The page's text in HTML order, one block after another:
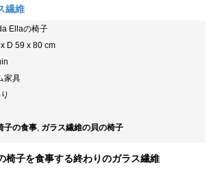
繊維
Ellaの椅子
D 59 x 80 cm
家具
子の食事, ガラス繊維の貝の椅子
椅子を食事する終わりのガラス繊維